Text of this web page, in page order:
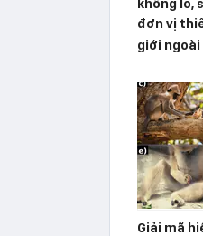
khổng lồ,
đơn vị
giới
Giải mã